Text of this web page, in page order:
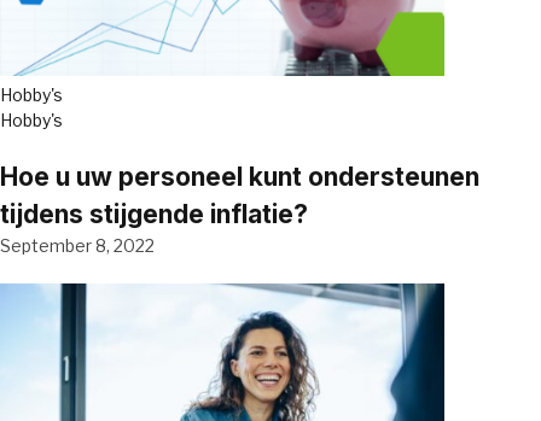
Hobby's
Hobby's
Hoe u uw personeel kunt ondersteunen
tijdens stijgende inflatie?
September 8, 2022